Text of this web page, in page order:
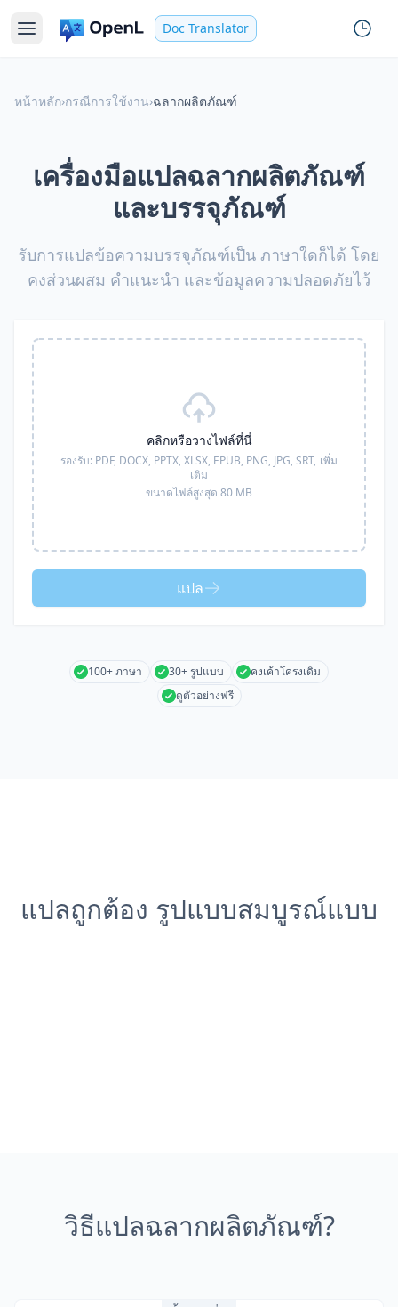
Doc Translator
หน้าหลัก›กรณีการใช้งาน›ฉลากผลิตภัณฑ์
เครื่องมือแปลฉลากผลิตภัณฑ์
และบรรจุภัณฑ์
รับการแปลข้อความบรรจุภัณฑ์เป็น ภาษาใดก็ได้ โดย
คงส่วนผสม คำแนะนำ และข้อมูลความปลอดภัยไว้
คลิกหรือวางไฟล์ที่นี่
รองรับ: PDF, DOCX, PPTX, XLSX, EPUB, PNG, JPG, SRT, เพิ่ม
เติม
ขนาดไฟล์สูงสุด 80 MB
แปล
100+ ภาษา 30+ รูปแบบ
คงเค้าโครงเดิม
ดูตัวอย่างฟรี
แปลถูกต้อง รูปแบบสมบูรณ์แบบ
วิธีแปลฉลากผลิตภัณฑ์?